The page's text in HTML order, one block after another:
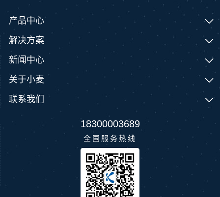
产品中心
解决方案
新闻中心
关于小麦
联系我们
18300003689
全国服务热线